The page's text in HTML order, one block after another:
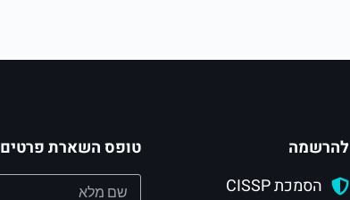
להרשמה
הסמכת CISSP
טופס השארת פרטים